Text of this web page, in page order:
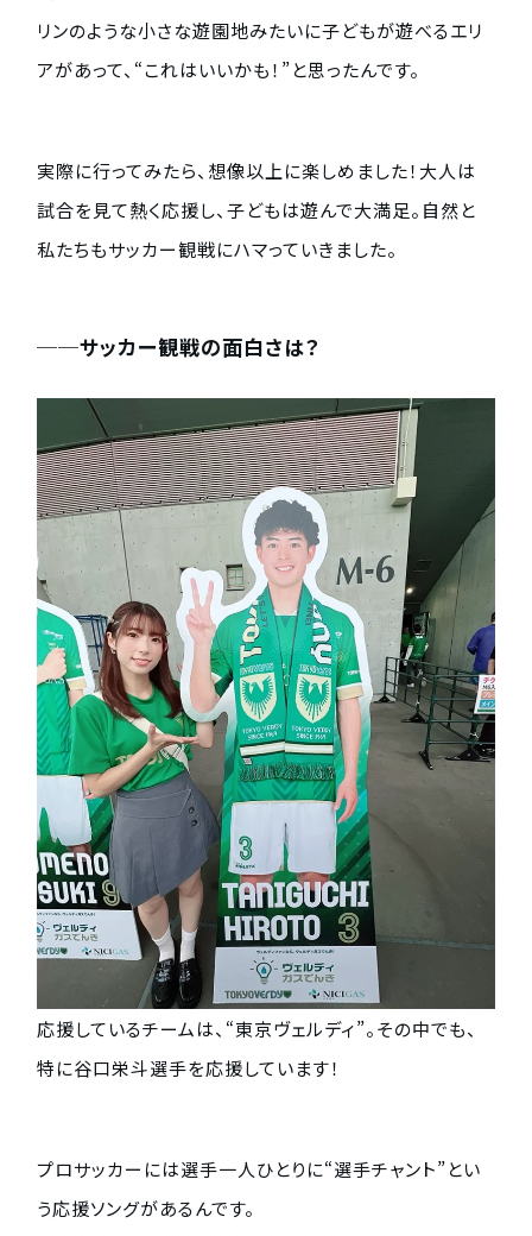
リンのような小さな遊園地みたいに子どもが遊べるエリ
アがあって、“これはいいかも！”と思ったんです。
実際に行ってみたら、想像以上に楽しめました！大人は
試合を見て熱く応援し、子どもは遊んで大満足。自然と
私たちもサッカー観戦にハマっていきました。
──サッカー観戦の面白さは？
応援しているチームは、“東京ヴェルディ”。その中でも、
特に谷口栄斗選手を応援しています！
プロサッカーには選手一人ひとりに“選手チャント”とい
う応援ソングがあるんです。